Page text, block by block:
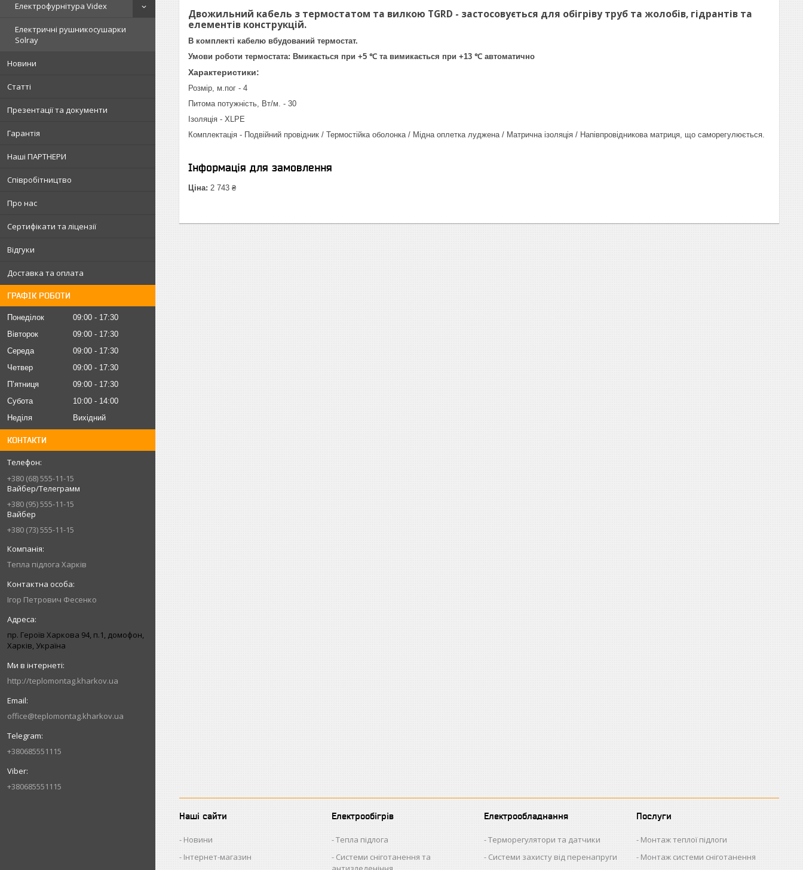
Електрофурнітура Videx
Електричні рушникосушарки
Solray
Новини
Статті
Презентації та документи
Гарантія
Наші ПАРТНЕРИ
Співробітництво
Про нас
Сертифікати та ліцензії
Відгуки
Доставка та оплата
ГРАФІК РОБОТИ
Понеділок 09:00
17:30
Вівторок
09:00
17:30
Середа
09:00
17:30
Четвер
09:00
17:30
Пʼятниця
09:00
17:30
Субота
10:00
14:00
Неділя
Вихідний
КОНТАКТИ
+380 (68) 555-11-15
Вайбер/Телеграмм
+380 (95) 555-11-15
Вайбер
+380 (73) 555-11-15
Тепла підлога Харків
Iгор Петрович Фесенко
пр. Героїв Харкова 94, п.1, домофон,
Харків, Україна
http://teplomontag.kharkov.ua
office@teplomontag.kharkov.ua
+380685551115
+380685551115
Двожильний кабель з термостатом та вилкою TGRD - застосовується для обігріву труб та жолобів, гідрантів та
елементів конструкцій.
В комплекті кабелю вбудований термостат.
Умови роботи термостата: Вмикається при +5 ℃ та вимикається при +13 ℃ автоматично
Характеристики:
Розмір, м.пог - 4
Питома потужність, Вт/м. - 30
Ізоляція - XLPE
Комплектація - Подвійний провідник / Термостійка оболонка / Мідна оплетка луджена / Матрична ізоляція / Напівпровідникова матриця, що саморегулюється.
Інформація для замовлення
Ціна: 2 743 ₴
Наші сайти
Новини
Інтернет-магазин
Електрообігрів
Тепла підлога
Системи сніготанення та
Електрообладнання
Терморегулятори та датчики
Системи захисту від перенапруги
Послуги
Монтаж теплої підлоги
Монтаж системи сніготанення